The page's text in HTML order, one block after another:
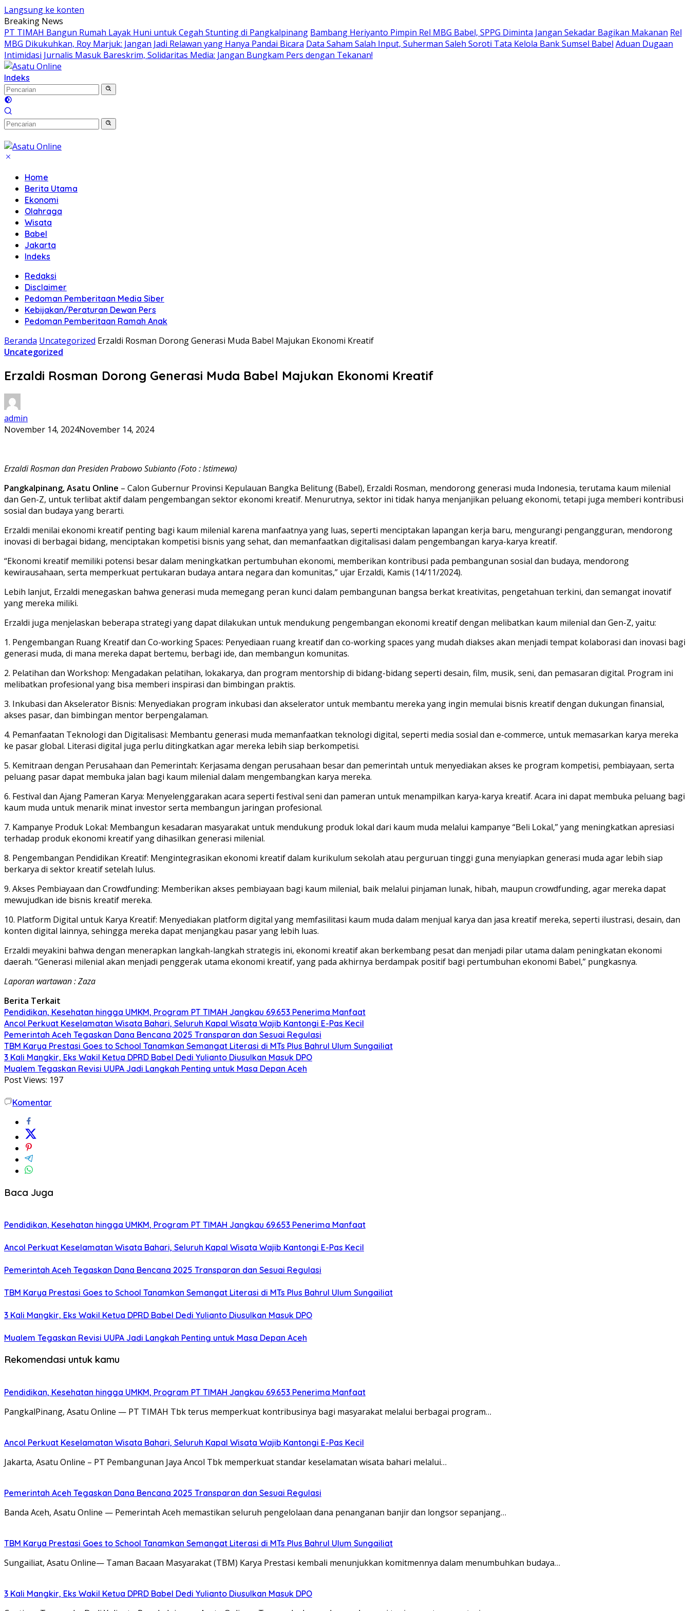
Langsung ke konten
Breaking News
PT TIMAH Bangun Rumah Layak Huni untuk Cegah Stunting di Pangkalpinang Bambang Heriyanto Pimpin Rel MBG Babel, SPPG Diminta Jangan Sekadar Bagikan Makanan Rel
MBG Dikukuhkan, Roy Marjuk: Jangan Jadi Relawan yang Hanya Pandai Bicara Data Saham Salah Input, Suherman Saleh Soroti Tata Kelola Bank Sumsel Babel Aduan Dugaan
Intimidasi Jurnalis Masuk Bareskrim, Solidaritas Media: Jangan Bungkam Pers dengan Tekanan!
Indeks
Home
Berita Utama
Ekonomi
Olahraga
Wisata
Babel
Jakarta
Indeks
Redaksi
Disclaimer
Pedoman Pemberitaan Media Siber
Kebijakan/Peraturan Dewan Pers
Pedoman Pemberitaan Ramah Anak
Beranda Uncategorized Erzaldi Rosman Dorong Generasi Muda Babel Majukan Ekonomi Kreatif
Uncategorized
Erzaldi Rosman Dorong Generasi Muda Babel Majukan Ekonomi Kreatif
admin
November 14, 2024November 14, 2024
Erzaldi Rosman dan Presiden Prabowo Subianto (Foto : Istimewa)
Pangkalpinang, Asatu Online – Calon Gubernur Provinsi Kepulauan Bangka Belitung (Babel), Erzaldi Rosman, mendorong generasi muda Indonesia, terutama kaum milenial
dan Gen-Z, untuk terlibat aktif dalam pengembangan sektor ekonomi kreatif. Menurutnya, sektor ini tidak hanya menjanjikan peluang ekonomi, tetapi juga memberi kontribusi
sosial dan budaya yang berarti.
Erzaldi menilai ekonomi kreatif penting bagi kaum milenial karena manfaatnya yang luas, seperti menciptakan lapangan kerja baru, mengurangi pengangguran, mendorong
inovasi di berbagai bidang, menciptakan kompetisi bisnis yang sehat, dan memanfaatkan digitalisasi dalam pengembangan karya-karya kreatif.
“Ekonomi kreatif memiliki potensi besar dalam meningkatkan pertumbuhan ekonomi, memberikan kontribusi pada pembangunan sosial dan budaya, mendorong
kewirausahaan, serta memperkuat pertukaran budaya antara negara dan komunitas,” ujar Erzaldi, Kamis (14/11/2024).
Lebih lanjut, Erzaldi menegaskan bahwa generasi muda memegang peran kunci dalam pembangunan bangsa berkat kreativitas, pengetahuan terkini, dan semangat inovatif
yang mereka miliki.
Erzaldi juga menjelaskan beberapa strategi yang dapat dilakukan untuk mendukung pengembangan ekonomi kreatif dengan melibatkan kaum milenial dan Gen-Z, yaitu:
1. Pengembangan Ruang Kreatif dan Co-working Spaces: Penyediaan ruang kreatif dan co-working spaces yang mudah diakses akan menjadi tempat kolaborasi dan inovasi bagi
generasi muda, di mana mereka dapat bertemu, berbagi ide, dan membangun komunitas.
2. Pelatihan dan Workshop: Mengadakan pelatihan, lokakarya, dan program mentorship di bidang-bidang seperti desain, film, musik, seni, dan pemasaran digital. Program ini
melibatkan profesional yang bisa memberi inspirasi dan bimbingan praktis.
3. Inkubasi dan Akselerator Bisnis: Menyediakan program inkubasi dan akselerator untuk membantu mereka yang ingin memulai bisnis kreatif dengan dukungan finansial,
akses pasar, dan bimbingan mentor berpengalaman.
4. Pemanfaatan Teknologi dan Digitalisasi: Membantu generasi muda memanfaatkan teknologi digital, seperti media sosial dan e-commerce, untuk memasarkan karya mereka
ke pasar global. Literasi digital juga perlu ditingkatkan agar mereka lebih siap berkompetisi.
5. Kemitraan dengan Perusahaan dan Pemerintah: Kerjasama dengan perusahaan besar dan pemerintah untuk menyediakan akses ke program kompetisi, pembiayaan, serta
peluang pasar dapat membuka jalan bagi kaum milenial dalam mengembangkan karya mereka.
6. Festival dan Ajang Pameran Karya: Menyelenggarakan acara seperti festival seni dan pameran untuk menampilkan karya-karya kreatif. Acara ini dapat membuka peluang bagi
kaum muda untuk menarik minat investor serta membangun jaringan profesional.
7. Kampanye Produk Lokal: Membangun kesadaran masyarakat untuk mendukung produk lokal dari kaum muda melalui kampanye “Beli Lokal,” yang meningkatkan apresiasi
terhadap produk ekonomi kreatif yang dihasilkan generasi milenial.
8. Pengembangan Pendidikan Kreatif: Mengintegrasikan ekonomi kreatif dalam kurikulum sekolah atau perguruan tinggi guna menyiapkan generasi muda agar lebih siap
berkarya di sektor kreatif setelah lulus.
9. Akses Pembiayaan dan Crowdfunding: Memberikan akses pembiayaan bagi kaum milenial, baik melalui pinjaman lunak, hibah, maupun crowdfunding, agar mereka dapat
mewujudkan ide bisnis kreatif mereka.
10. Platform Digital untuk Karya Kreatif: Menyediakan platform digital yang memfasilitasi kaum muda dalam menjual karya dan jasa kreatif mereka, seperti ilustrasi, desain, dan
konten digital lainnya, sehingga mereka dapat menjangkau pasar yang lebih luas.
Erzaldi meyakini bahwa dengan menerapkan langkah-langkah strategis ini, ekonomi kreatif akan berkembang pesat dan menjadi pilar utama dalam peningkatan ekonomi
daerah. “Generasi milenial akan menjadi penggerak utama ekonomi kreatif, yang pada akhirnya berdampak positif bagi pertumbuhan ekonomi Babel,” pungkasnya.
Laporan wartawan : Zaza
Berita Terkait
Pendidikan, Kesehatan hingga UMKM, Program PT TIMAH Jangkau 69.653 Penerima Manfaat
Ancol Perkuat Keselamatan Wisata Bahari, Seluruh Kapal Wisata Wajib Kantongi E-Pas Kecil
Pemerintah Aceh Tegaskan Dana Bencana 2025 Transparan dan Sesuai Regulasi
TBM Karya Prestasi Goes to School Tanamkan Semangat Literasi di MTs Plus Bahrul Ulum Sungailiat
3 Kali Mangkir, Eks Wakil Ketua DPRD Babel Dedi Yulianto Diusulkan Masuk DPO
Mualem Tegaskan Revisi UUPA Jadi Langkah Penting untuk Masa Depan Aceh
Post Views: 197
Komentar
Baca Juga
Pendidikan, Kesehatan hingga UMKM, Program PT TIMAH Jangkau 69.653 Penerima Manfaat
Ancol Perkuat Keselamatan Wisata Bahari, Seluruh Kapal Wisata Wajib Kantongi E-Pas Kecil
Pemerintah Aceh Tegaskan Dana Bencana 2025 Transparan dan Sesuai Regulasi
TBM Karya Prestasi Goes to School Tanamkan Semangat Literasi di MTs Plus Bahrul Ulum Sungailiat
3 Kali Mangkir, Eks Wakil Ketua DPRD Babel Dedi Yulianto Diusulkan Masuk DPO
Mualem Tegaskan Revisi UUPA Jadi Langkah Penting untuk Masa Depan Aceh
Rekomendasi untuk kamu
Pendidikan, Kesehatan hingga UMKM, Program PT TIMAH Jangkau 69.653 Penerima Manfaat
PangkalPinang, Asatu Online — PT TIMAH Tbk terus memperkuat kontribusinya bagi masyarakat melalui berbagai program…
Ancol Perkuat Keselamatan Wisata Bahari, Seluruh Kapal Wisata Wajib Kantongi E-Pas Kecil
Jakarta, Asatu Online – PT Pembangunan Jaya Ancol Tbk memperkuat standar keselamatan wisata bahari melalui…
Pemerintah Aceh Tegaskan Dana Bencana 2025 Transparan dan Sesuai Regulasi
Banda Aceh, Asatu Online — Pemerintah Aceh memastikan seluruh pengelolaan dana penanganan banjir dan longsor sepanjang…
TBM Karya Prestasi Goes to School Tanamkan Semangat Literasi di MTs Plus Bahrul Ulum Sungailiat
Sungailiat, Asatu Online— Taman Bacaan Masyarakat (TBM) Karya Prestasi kembali menunjukkan komitmennya dalam menumbuhkan budaya…
3 Kali Mangkir, Eks Wakil Ketua DPRD Babel Dedi Yulianto Diusulkan Masuk DPO